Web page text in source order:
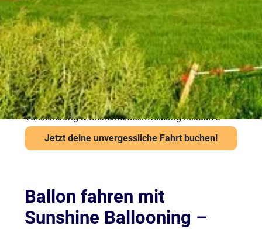
Sicherheit steht bei Sunshine Ballooning an erster
Stelle. Jede Ballonfahrt findet nur bei stabiler
Wetterlage statt. Unsere Piloten prüfen Wind und
Sicht vor jedem Start über das Flugwetteramt.
Wichtige Hinweise:
Ab 6 Jahren und mindestens 120 cm Körpergröße
Kein besonderes Schuhwerk erforderlich, aber
festes empfohlen
Auch bei leichter Höhenangst problemlos möglich
Versicherung & Sicherheitseinweisung inklusive
Jetzt deine unvergessliche Fahrt buchen!
Ballon fahren mit
Sunshine Ballooning –